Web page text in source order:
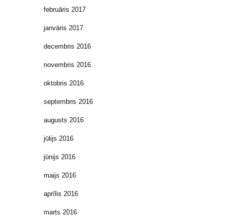
februāris 2017
janvāris 2017
decembris 2016
novembris 2016
oktobris 2016
septembris 2016
augusts 2016
jūlijs 2016
jūnijs 2016
maijs 2016
aprīlis 2016
marts 2016